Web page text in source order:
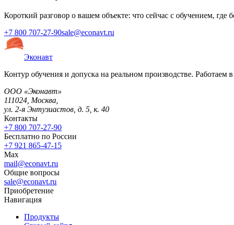
Короткий разговор о вашем объекте: что сейчас с обучением,
+7 800 707-27-90sale@econavt.ru
Эконавт
Контур обучения и допуска на реальном производстве. Работаем
ООО «Эконавт»
111024 Москва
ул. 2-я Энтузиастов, д. 5, к. 40
Контакты
+7 800 707-27-90
Бесплатно по России
+7 921 865-47-15
Max
mail@econavt.ru
Общие вопросы
sale@econavt.ru
Приобретение
Навигация
Продукты